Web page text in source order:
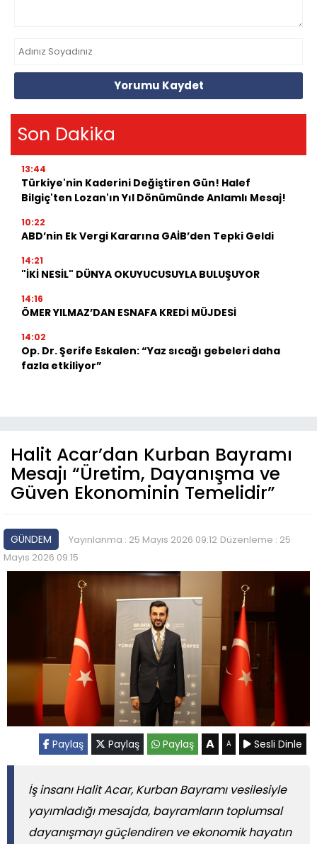
Yorumu Kaydet
Son Dakika
13:44
Türkiye'nin Kaderini Değiştiren Gün! Halef
Bilgiç'ten Lozan'ın Yıl Dönümünde Anlamlı Mesaj!
10:22
ABD’nin Ek Vergi Kararına GAİB’den Tepki Geldi
14:21
"İKİ NESİL" DÜNYA OKUYUCUSUYLA BULUŞUYOR
14:16
ÖMER YILMAZ’DAN ESNAFA KREDİ MÜJDESİ
14:02
Op. Dr. Şerife Eskalen: “Yaz sıcağı gebeleri daha
fazla etkiliyor”
Halit Acar’dan Kurban Bayramı
Mesajı “Üretim, Dayanışma ve
Güven Ekonominin Temelidir”
GÜNDEM Yayınlanma : 25 Mayıs 2026 09:12 Düzenleme : 25
Mayıs 2026 09:15
Paylaş Paylaş Paylaş A A Sesli Dinle
İş insanı Halit Acar, Kurban Bayramı vesilesiyle
yayımladığı mesajda, bayramların toplumsal
dayanışmayı güçlendiren ve ekonomik hayatın